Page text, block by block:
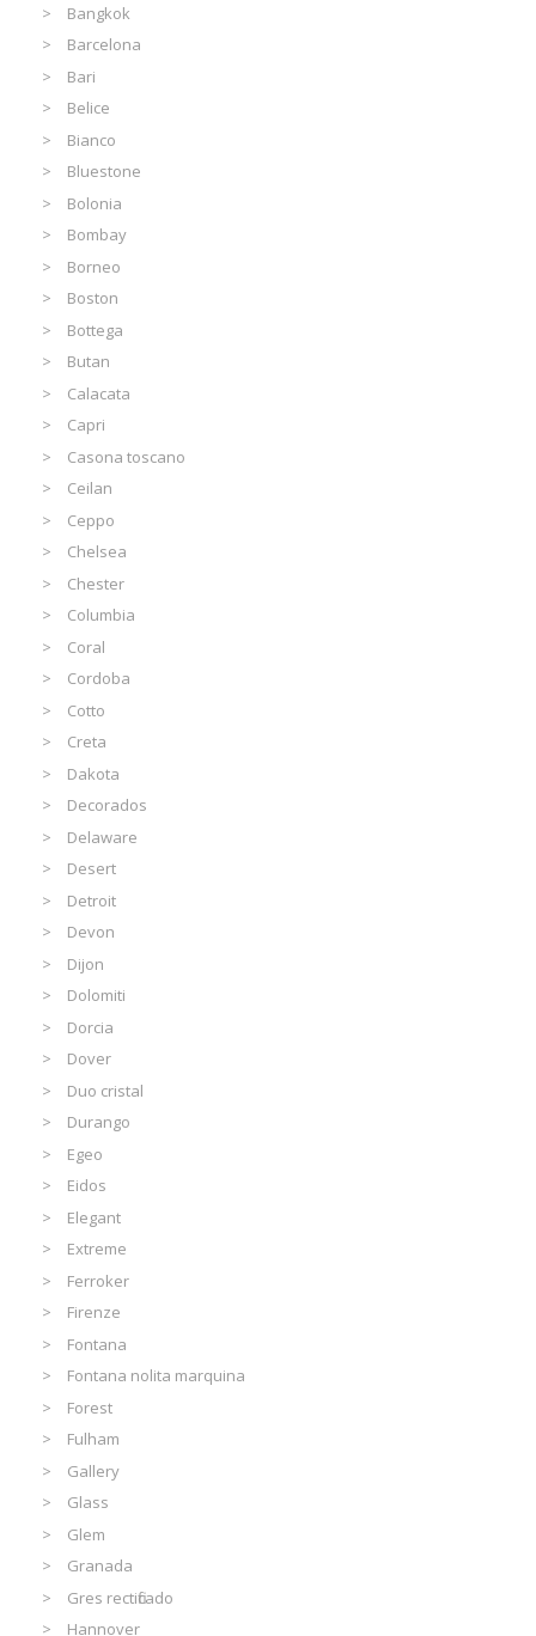
Bangkok
Barcelona
Bari
Belice
Bianco
Bluestone
Bolonia
Bombay
Borneo
Boston
Bottega
Butan
Calacata
Capri
Casona toscano
Ceilan
Ceppo
Chelsea
Chester
Columbia
Coral
Cordoba
Cotto
Creta
Dakota
Decorados
Delaware
Desert
Detroit
Devon
Dijon
Dolomiti
Dorcia
Dover
Duo cristal
Durango
Egeo
Eidos
Elegant
Extreme
Ferroker
Firenze
Fontana
Fontana nolita marquina
Forest
Fulham
Gallery
Glass
Glem
Granada
Gres rectificado
Hannover